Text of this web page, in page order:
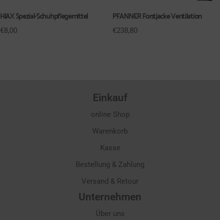
HIAX Spezial-Schuhpflegemittel
€8,00
PFANNER Forstjacke Ventilation
€238,80
Einkauf
online Shop
Warenkorb
Kasse
Bestellung & Zahlung
Versand & Retour
Unternehmen
Über uns